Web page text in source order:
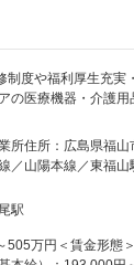
高200億円を目指し
貢献。中国地方にて
プシェアを誇ってい
現場の更なる発展
ンター):在宅で利用す
売を行っています。
した当社は高い支
の入院期間は徐々に
制度や福利厚生充実
の医療機器・介護用
合病院・開業医に
をお任せします。※
合病院・開業医に対
療材料等の提案、
所住所：広島県福
／山陽本線／東福山
会社の定める事業所
駅
505万円＜賃金形態